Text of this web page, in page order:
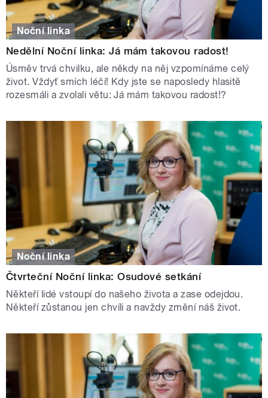
Noční linka
Nedělní Noční linka: Já mám takovou radost!
Úsměv trvá chvilku, ale někdy na něj vzpomínáme celý
život. Vždyť smích léčí! Kdy jste se naposledy hlasitě
rozesmáli a zvolali větu: Já mám takovou radost!?
Noční linka
Čtvrteční Noční linka: Osudové setkání
Někteří lidé vstoupí do našeho života a zase odejdou.
Někteří zůstanou jen chvíli a navždy změní náš život.